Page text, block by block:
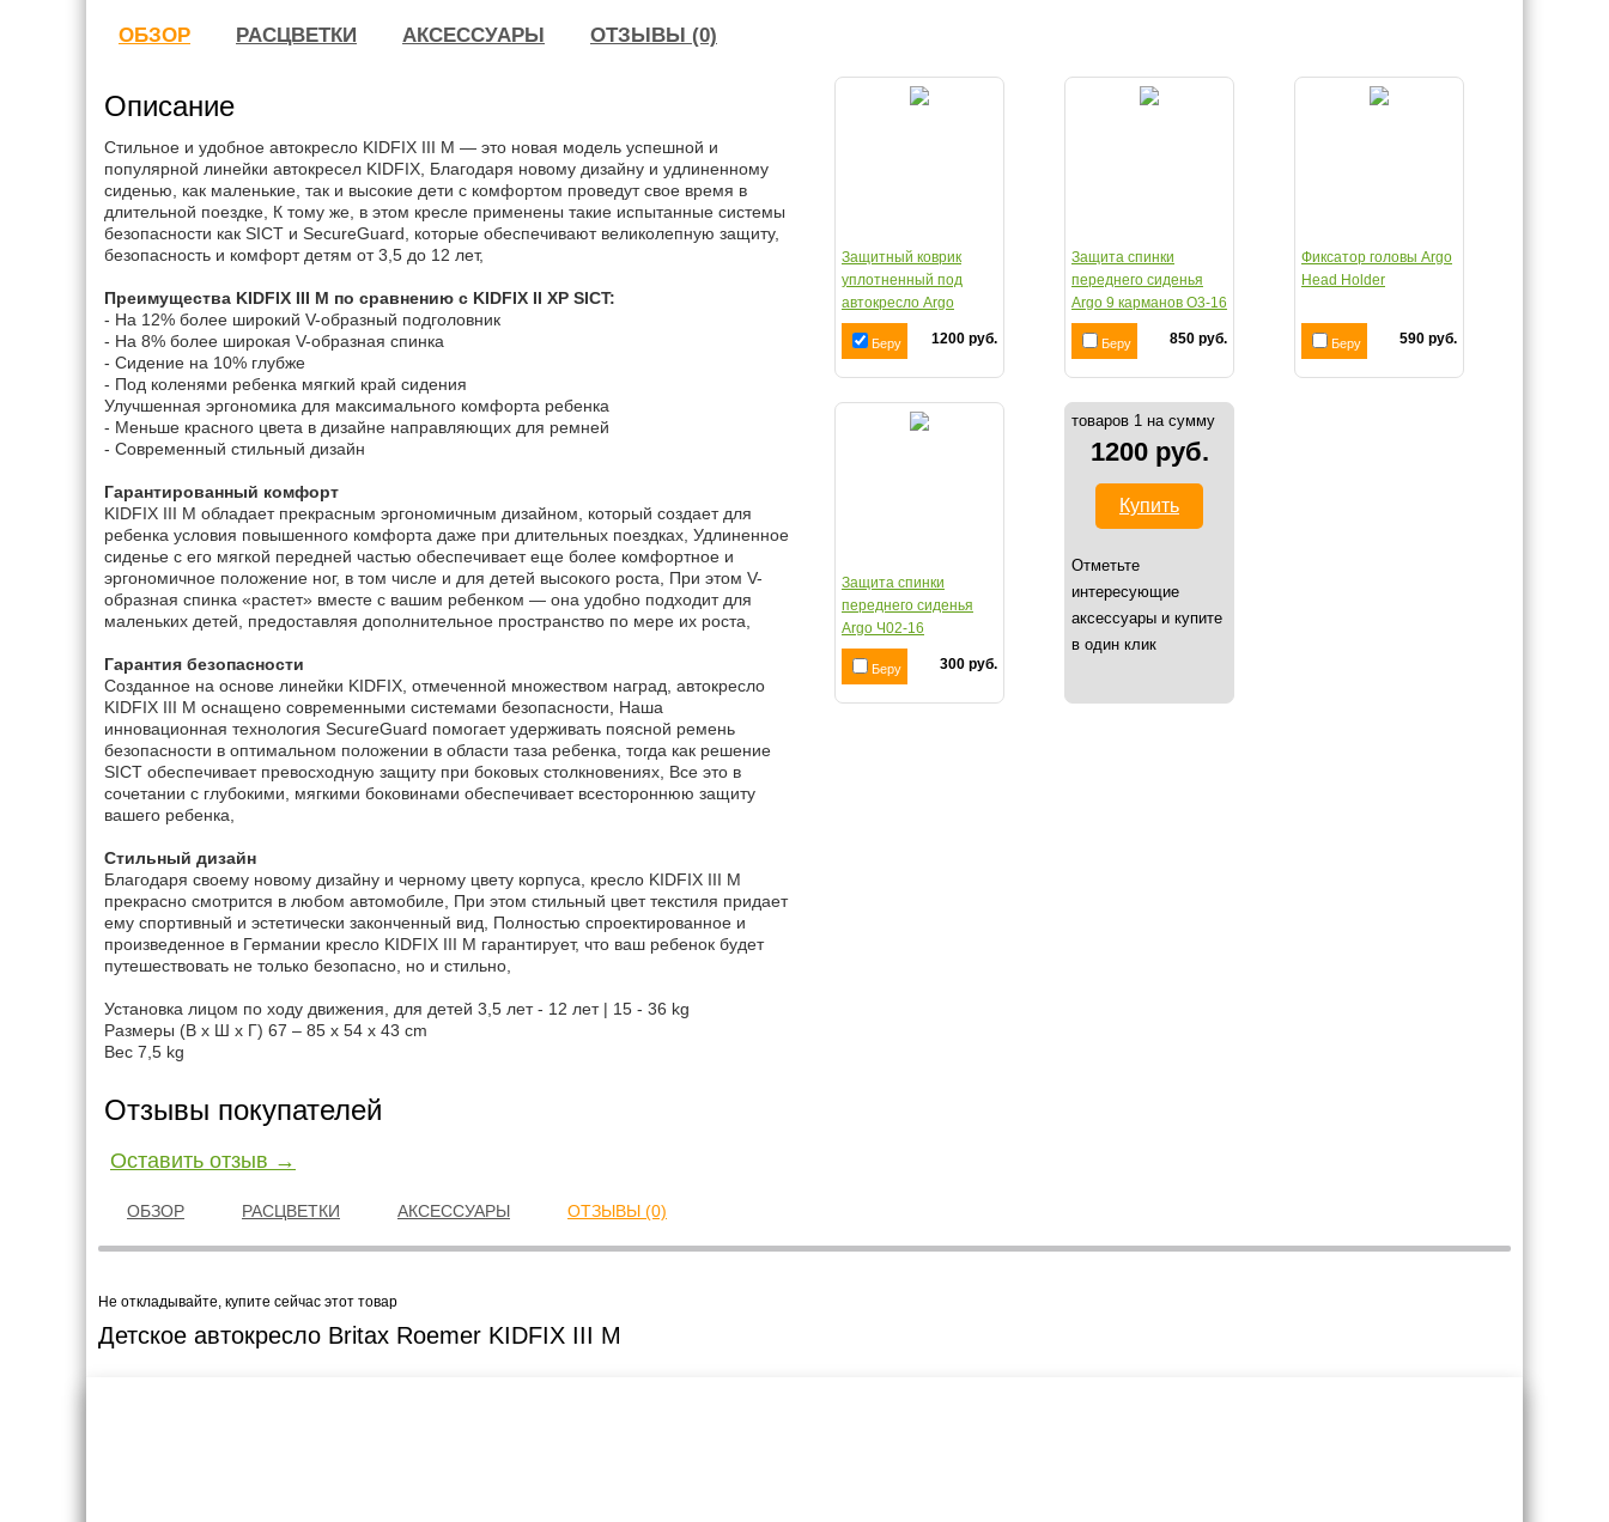
ОБЗОР РАСЦВЕТКИ АКСЕССУАРЫ ОТЗЫВЫ (0)
Описание
Стильное и удобное автокресло KIDFIX III M — это новая модель успешной и
популярной линейки автокресел KIDFIX, Благодаря новому дизайну и удлиненному
сиденью, как маленькие, так и высокие дети с комфортом проведут свое время в
длительной поездке, К тому же, в этом кресле применены такие испытанные системы
безопасности как SICT и SecureGuard, которые обеспечивают великолепную защиту,
безопасность и комфорт детям от 3,5 до 12 лет,
Преимущества KIDFIX III M по сравнению с KIDFIX II XP SICT:
- На 12% более широкий V-образный подголовник
- На 8% более широкая V-образная спинка
- Сидение на 10% глубже
- Под коленями ребенка мягкий край сидения
Улучшенная эргономика для максимального комфорта ребенка
- Меньше красного цвета в дизайне направляющих для ремней
- Современный стильный дизайн
Гарантированный комфорт
KIDFIX III M обладает прекрасным эргономичным дизайном, который создает для
ребенка условия повышенного комфорта даже при длительных поездках, Удлиненное
сиденье с его мягкой передней частью обеспечивает еще более комфортное и
эргономичное положение ног, в том числе и для детей высокого роста, При этом V-
образная спинка «растет» вместе с вашим ребенком — она удобно подходит для
маленьких детей, предоставляя дополнительное пространство по мере их роста,
Гарантия безопасности
Созданное на основе линейки KIDFIX, отмеченной множеством наград, автокресло
KIDFIX III M оснащено современными системами безопасности, Наша
инновационная технология SecureGuard помогает удерживать поясной ремень
безопасности в оптимальном положении в области таза ребенка, тогда как решение
SICT обеспечивает превосходную защиту при боковых столкновениях, Все это в
сочетании с глубокими, мягкими боковинами обеспечивает всестороннюю защиту
вашего ребенка,
Стильный дизайн
Благодаря своему новому дизайну и черному цвету корпуса, кресло KIDFIX III M
прекрасно смотрится в любом автомобиле, При этом стильный цвет текстиля придает
ему спортивный и эстетически законченный вид, Полностью спроектированное и
произведенное в Германии кресло KIDFIX III M гарантирует, что ваш ребенок будет
путешествовать не только безопасно, но и стильно,
Установка лицом по ходу движения, для детей 3,5 лет - 12 лет | 15 - 36 kg
Размеры (В x Ш x Г) 67 – 85 x 54 x 43 cm
Вес 7,5 kg
Отзывы покупателей
Оставить отзыв →
Защитный коврик
уплотненный под
автокресло Argo
Ч05КН-16
Беру 1200 руб.
Защита спинки
переднего сиденья
Argo 9 карманов О3-16
Беру 850 руб.
Фиксатор головы Argo
Head Holder
Беру 590 руб.
Защита спинки
переднего сиденья
Argo Ч02-16
Беру 300 руб.
товаров 1 на сумму
1200 руб.
Купить
Отметьте
интересующие
аксессуары и купите
в один клик
ОБЗОР РАСЦВЕТКИ АКСЕССУАРЫ ОТЗЫВЫ (0)
Не откладывайте, купите сейчас этот товар
Детское автокресло Britax Roemer KIDFIX III M